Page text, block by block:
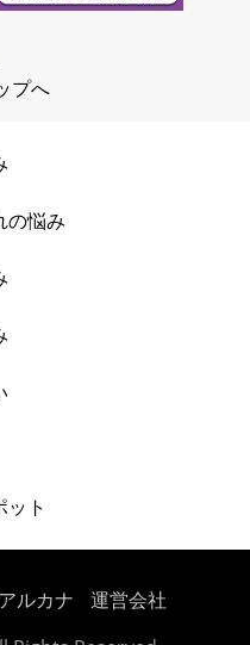
プへ
の悩み
ト
ルカナ
運営会社